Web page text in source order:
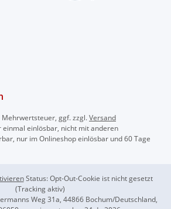
ggf. zzgl.Versand
einlösbar, nicht mit anderen
nur im Onlineshop einlösbar und 60 Tage
Status: Opt-Out-Cookie ist nicht gesetzt
(Tracking aktiv)
Weg 31a, 44866 Bochum/Deutschland,